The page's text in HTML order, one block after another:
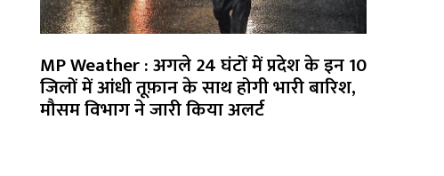
MP Weather : अगले 24 घंटों में प्रदेश के इन 10
जिलों में आंधी तूफ़ान के साथ होगी भारी बारिश,
मौसम विभाग ने जारी किया अलर्ट